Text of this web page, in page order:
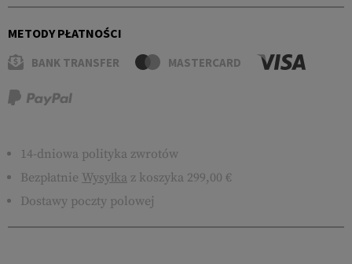
METODY PŁATNOŚCI
BANK TRANSFER MASTERCARD
14-dniowa polityka zwrotów
Bezpłatnie Wysyłka z koszyka 299,00 €
Dostawy poczty polowej